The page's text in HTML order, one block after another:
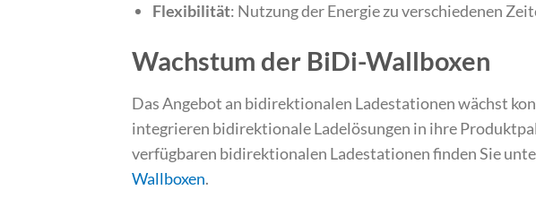
Flexibilität: Nutzung der Energie zu verschiedenen
Wachstum der BiDi-Wallboxen
Das Angebot an bidirektionalen Ladestationen wächst
integrieren bidirektionale Ladelösungen in ihre
verfügbaren bidirektionalen Ladestationen finden Sie
Wallboxen.